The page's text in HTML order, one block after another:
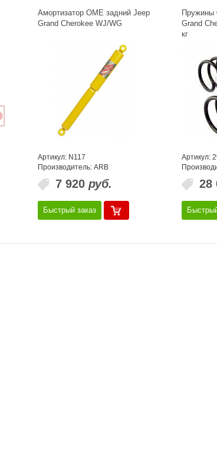
Амортизатор OME задний Jeep
Grand Cherokee WJ/WG
Артикул: N117
Производитель: ARB
7 920 руб.
Быстрый заказ
Пружины
Grand
кг
Артикул:
28